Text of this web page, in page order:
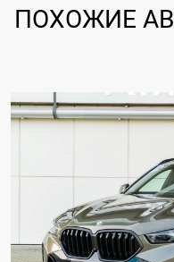
ПОХОЖИЕ